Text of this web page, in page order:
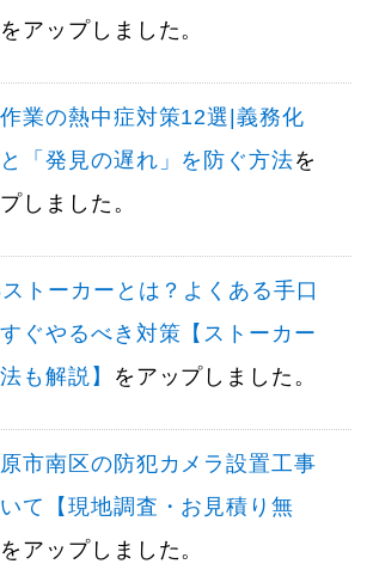
をアップしました。
業の熱中症対策12選|義務化
「発見の遅れ」を防ぐ方法を
しました。
トーカーとは？よくある手口
ぐやるべき対策【ストーカー
も解説】
をアップしました。
市南区の防犯カメラ設置工事
て【現地調査・お見積り無
をアップしました。